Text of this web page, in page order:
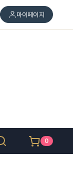
마이페이지
0